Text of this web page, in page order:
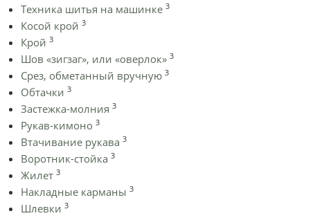
Техника шитья на машинке 3
Косой крой 3
Крой 3
Шов «зигзаг», или «оверлок» 3
Срез, обметанный вручную 3
Обтачки 3
Застежка-молния 3
Рукав-кимоно 3
Втачивание рукава 3
Воротник-стойка 3
Жилет 3
Накладные карманы 3
Шлевки 3